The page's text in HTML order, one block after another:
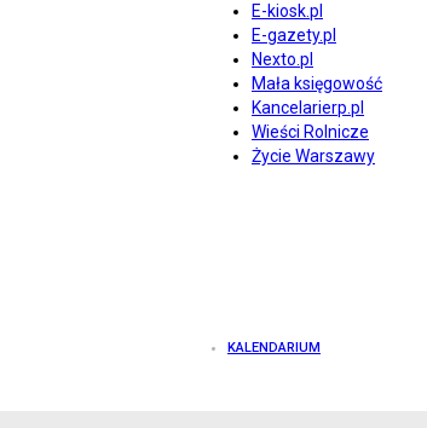
E-kiosk.pl
E-gazety.pl
Nexto.pl
Mała księgowość
Kancelarierp.pl
Wieści Rolnicze
Życie Warszawy
KALENDARIUM